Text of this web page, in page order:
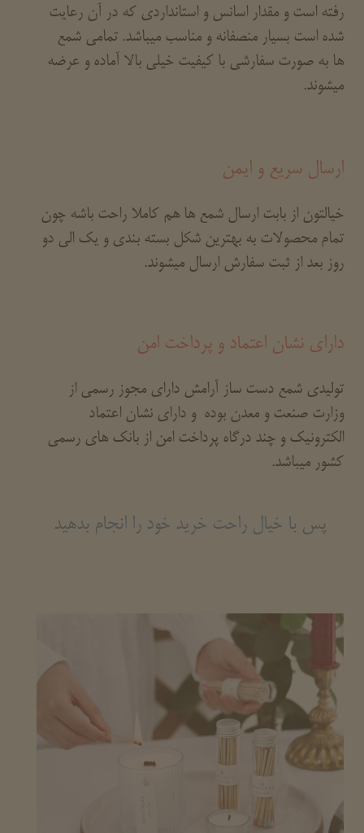
رفته است و مقدار اسانس و استانداردی که در آن رعایت
شده است بسیار منصفانه و مناسب میباشد. تمامی شمع
ها به صورت سفارشی با کیفیت خیلی بالا آماده و عرضه
میشوند.
ارسال سریع و ایمن
خیالتون از بابت ارسال شمع ها هم کاملا راحت باشه چون
تمام محصولات به بهترین شکل بسته بندی و یک الی دو
روز بعد از ثبت سفارش ارسال میشوند.
دارای نشان اعتماد و پرداخت امن
تولیدی شمع دست ساز آرامش دارای مجوز رسمی از
وزارت صنعت و معدن بوده و دارای نشان اعتماد
الکترونیک و چند درگاه پرداخت امن از بانک های رسمی
کشور میباشد.
پس با خیال راحت خرید خود را انجام بدهید